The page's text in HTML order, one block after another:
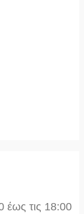
έως τις 18:00